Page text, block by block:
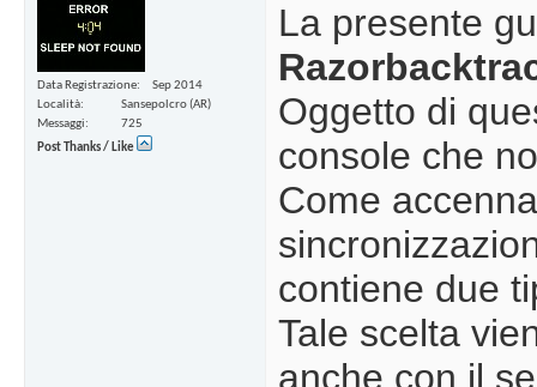
Data Registrazione
Sep 2014
Località
Sansepolcro (AR)
Messaggi
725
Post Thanks / Like
La presente
Oggetto di
console che
Come
contiene due
Tale scelta
anche con il